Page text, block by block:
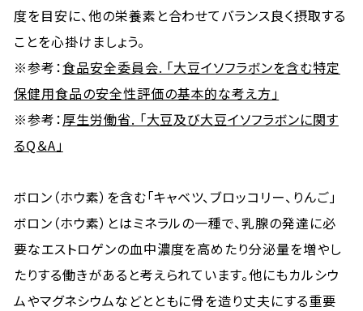
度を目安に、他の栄養素と合わせてバランス良く摂取する
ことを心掛けましょう。
※参考：食品安全委員会. 「大豆イソフラボンを含む特定
保健用食品の安全性評価の基本的な考え方」
※参考：厚生労働省. 「大豆及び大豆イソフラボンに関す
るQ＆A」
ボロン（ホウ素）を含む「キャベツ、ブロッコリー、りんご」
ボロン（ホウ素）とはミネラルの一種で、乳腺の発達に必
要なエストロゲンの血中濃度を高めたり分泌量を増やし
たりする働きがあると考えられています。他にもカルシウ
ムやマグネシウムなどとともに骨を造り丈夫にする重要